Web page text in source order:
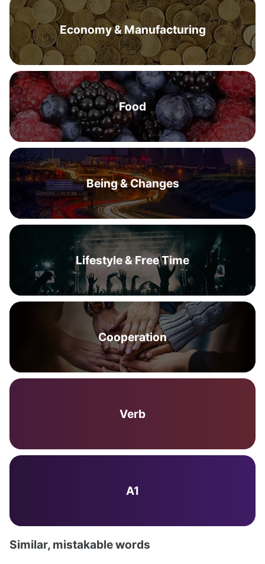
Economy & Manufacturing
Food
Being & Changes
Lifestyle & Free Time
Cooperation
Verb
A1
Similar, mistakable words